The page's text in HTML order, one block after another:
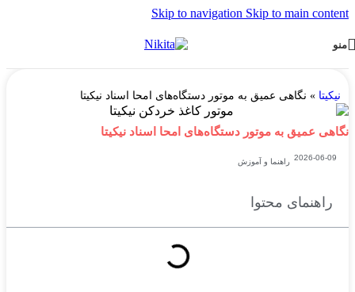
Skip to navigation Skip to main content
منو
نیکیتا » نگاهی عمیق به موتور دستگاه‌های امحا اسناد نیکیتا
نگاهی عمیق به موتور دستگاه‌های امحا اسناد نیکیتا
2026-06-09 راهنما و آموزش
راهنمای محتوا